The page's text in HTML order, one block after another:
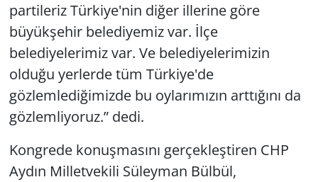
partileriz Türkiye'nin diğer illerine göre
büyükşehir belediyemiz var. İlçe
belediyelerimiz var. Ve belediyelerimizin
olduğu yerlerde tüm Türkiye'de
gözlemlediğimizde bu oylarımızın arttığını da
gözlemliyoruz.” dedi.
Kongrede konuşmasını gerçekleştiren CHP
Aydın Milletvekili Süleyman Bülbül,